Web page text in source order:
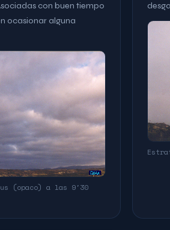
con buen tiempo
ocasionar alguna
(opaco) a las 9'30